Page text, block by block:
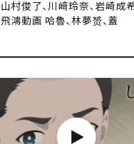
山村俊了、川﨑玲奈、岩崎成
飛鴻動画 哈魯、林夢赟、蓋